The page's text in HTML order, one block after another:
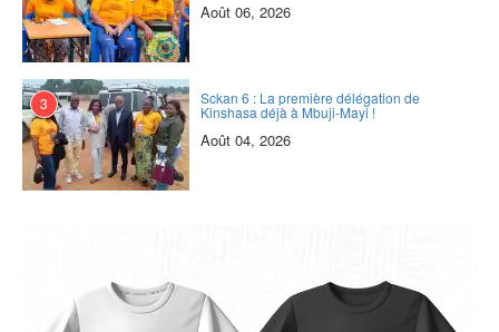
Août 06, 2026
3 Sckan 6 : ‎La première délégation de
Kinshasa déjà à Mbuji-Mayi !
Août 04, 2026